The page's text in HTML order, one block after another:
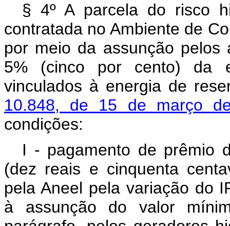
§ 4º A parcela do risco
contratada no Ambiente de
por meio da assunção
5% (cinco por cento) da
vinculados à energia de
10.848, de 15 de março
condições:
I - pagamento de prêmio
(dez reais e cinquenta
pela Aneel pela variação do
à assunção do valor